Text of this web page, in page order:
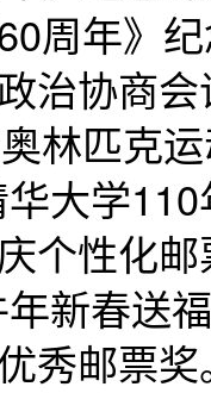
周年》
治协商
林匹克
大学
个性化
新春送
秀邮票奖